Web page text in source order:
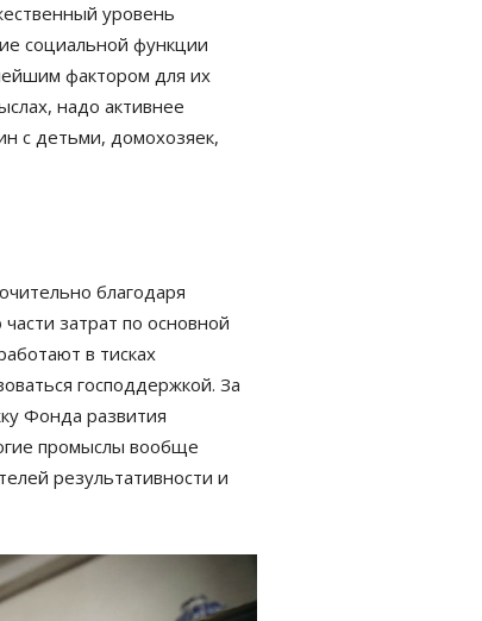
уровень
социальной функции
фактором для их
надо активнее
с детьми, домохозяек,
благодаря
затрат по основной
в тисках
господдержкой. За
Фонда развития
промыслы вообще
результативности и